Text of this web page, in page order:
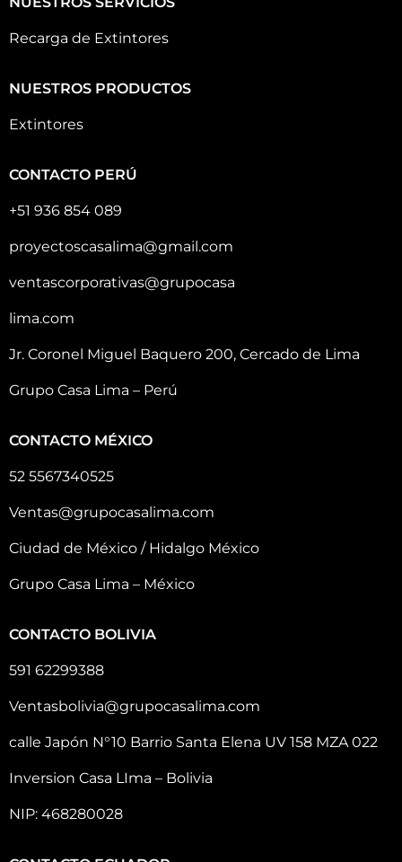
Recarga de Extintores
NUESTROS PRODUCTOS
Extintores
CONTACTO PERÚ
+51 936 854 089
proyectoscasalima@gmail.com
ventascorporativas@grupocasa
lima.com
Jr. Coronel Miguel Baquero 200, Cercado de Lima
Grupo Casa Lima – Perú
CONTACTO MÉXICO
52 5567340525
Ventas@grupocasalima.com
Ciudad de México / Hidalgo México
Grupo Casa Lima – México
CONTACTO BOLIVIA
591 62299388
Ventasbolivia@grupocasalima.com
calle Japón N°10 Barrio Santa Elena UV 158 MZA 022
Inversion Casa LIma – Bolivia
NIP: 468280028